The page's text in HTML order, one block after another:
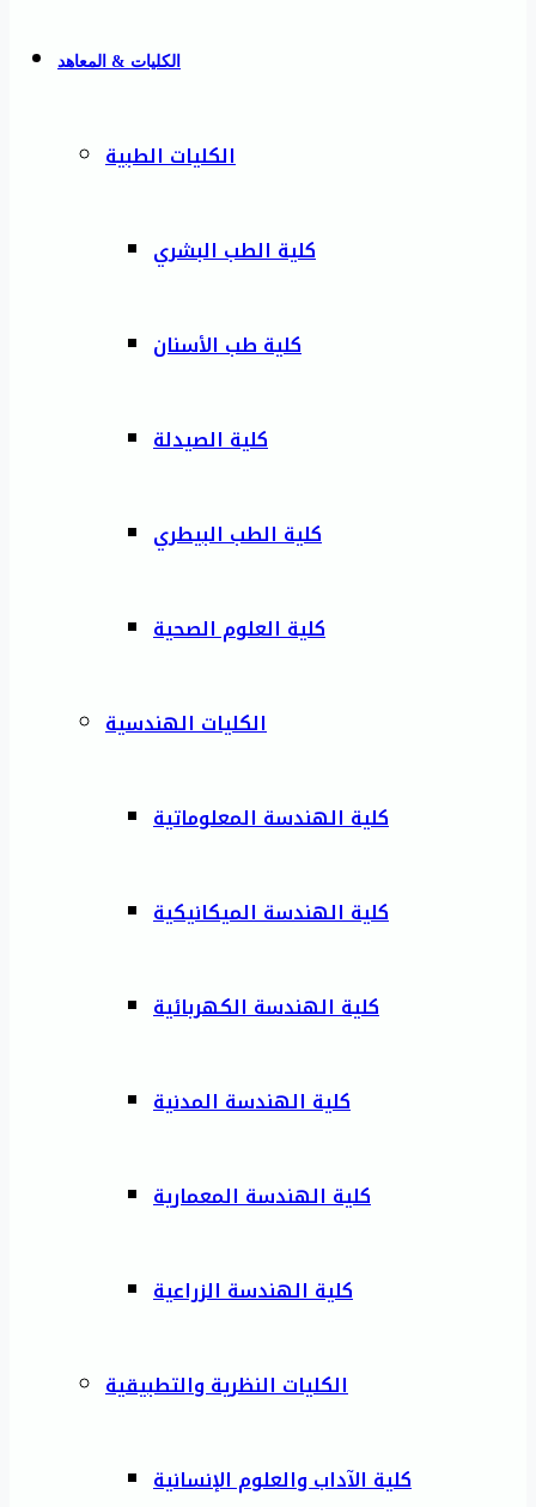
الكليات & المعاهد
الكليات الطبية
كلية الطب البشري
كلية طب الأسنان
كلية الصيدلة
كلية الطب البيطري
كلية العلوم الصحية
الكليات الهندسية
كلية الهندسة المعلوماتية
كلية الهندسة الميكانيكية
كلية الهندسة الكهربائية
كلية الهندسة المدنية
كلية الهندسة المعمارية
كلية الهندسة الزراعية
الكليات النظرية والتطبيقية
كلية الآداب والعلوم الإنسانية